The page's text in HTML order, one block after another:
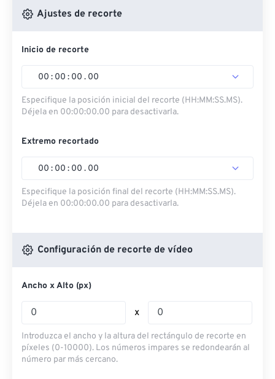
Ajustes de recorte
Inicio de recorte
00 : 00 : 00 . 00
Especifique la posición inicial del recorte (HH:MM:SS.MS).
Déjela en 00:00:00.00 para desactivarla.
Extremo recortado
00 : 00 : 00 . 00
Especifique la posición final del recorte (HH:MM:SS.MS).
Déjela en 00:00:00.00 para desactivarla.
Configuración de recorte de vídeo
Ancho x Alto (px)
x
Introduzca el ancho y la altura del rectángulo de recorte en
píxeles (0-10000). Los números impares se redondearán al
número par más cercano.